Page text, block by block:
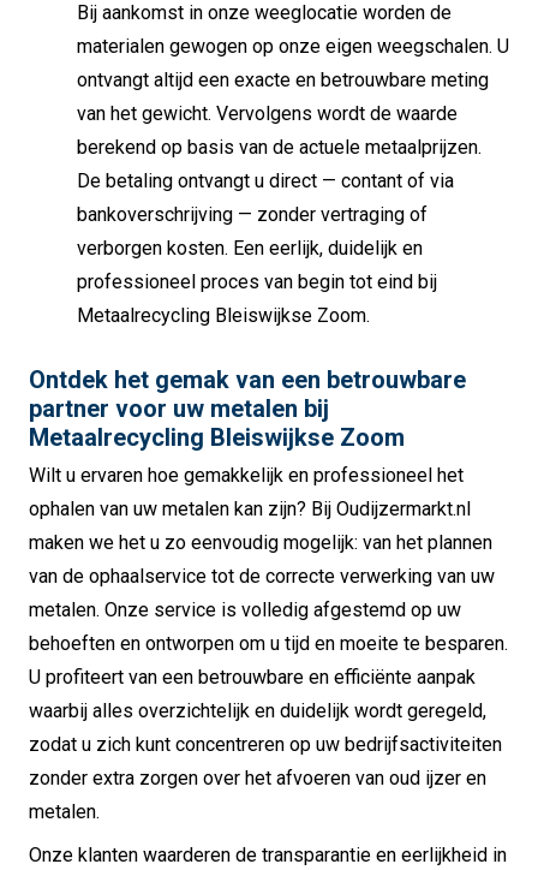
Bij aankomst in onze weeglocatie worden de
materialen gewogen op onze eigen weegschalen. U
ontvangt altijd een exacte en betrouwbare meting
van het gewicht. Vervolgens wordt de waarde
berekend op basis van de actuele metaalprijzen.
De betaling ontvangt u direct — contant of via
bankoverschrijving — zonder vertraging of
verborgen kosten. Een eerlijk, duidelijk en
professioneel proces van begin tot eind bij
Metaalrecycling Bleiswijkse Zoom.
Ontdek het gemak van een betrouwbare
partner voor uw metalen bij
Metaalrecycling Bleiswijkse Zoom
Wilt u ervaren hoe gemakkelijk en professioneel het
ophalen van uw metalen kan zijn? Bij Oudijzermarkt.nl
maken we het u zo eenvoudig mogelijk: van het plannen
van de ophaalservice tot de correcte verwerking van uw
metalen. Onze service is volledig afgestemd op uw
behoeften en ontworpen om u tijd en moeite te besparen.
U profiteert van een betrouwbare en efficiënte aanpak
waarbij alles overzichtelijk en duidelijk wordt geregeld,
zodat u zich kunt concentreren op uw bedrijfsactiviteiten
zonder extra zorgen over het afvoeren van oud ijzer en
metalen.
Onze klanten waarderen de transparantie en eerlijkheid in